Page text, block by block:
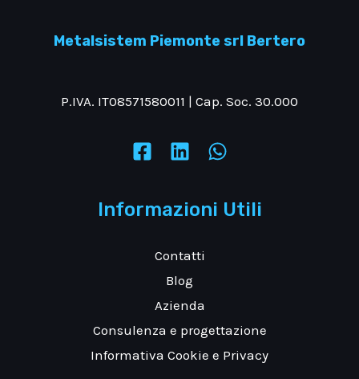
Metalsistem Piemonte srl Bertero
P.IVA. IT08571580011 | Cap. Soc. 30.000
Informazioni Utili
Contatti
Blog
Azienda
Consulenza e progettazione
Informativa Cookie e Privacy